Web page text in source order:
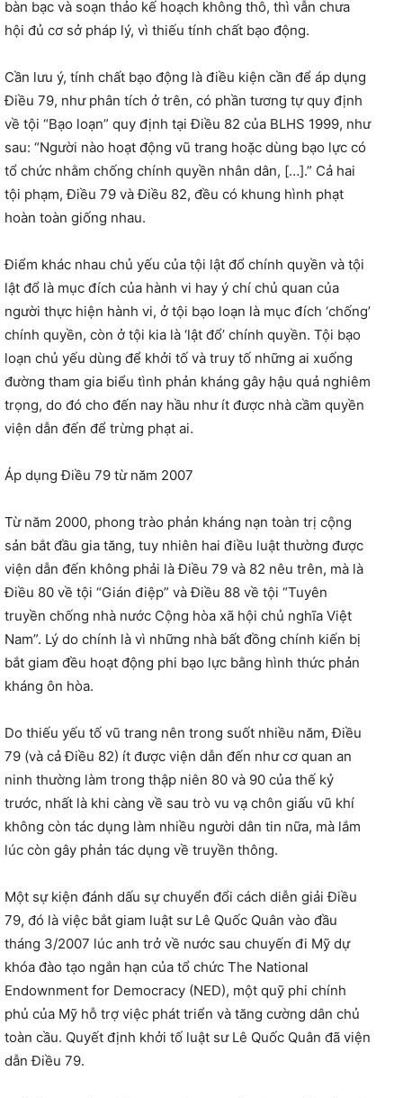
bàn bạc và soạn thảo kế hoạch không thô, thì vẫn chưa
hội đủ cơ sở pháp lý, vì thiếu tính chất bạo động.
Cần lưu ý, tính chất bạo động là điều kiện cần để áp dụng
Điều 79, như phân tích ở trên, có phần tương tự quy định
về tội “Bạo loạn” quy định tại Điều 82 của BLHS 1999, như
sau: “Người nào hoạt động vũ trang hoặc dùng bạo lực có
tổ chức nhằm chống chính quyền nhân dân, […].” Cả hai
tội phạm, Điều 79 và Điều 82, đều có khung hình phạt
hoàn toàn giống nhau.
Điểm khác nhau chủ yếu của tội lật đổ chính quyền và tội
lật đổ là mục đích của hành vi hay ý chí chủ quan của
người thực hiện hành vi, ở tội bạo loạn là mục đích ‘chống’
chính quyền, còn ở tội kia là ‘lật đổ’ chính quyền. Tội bạo
loạn chủ yếu dùng để khởi tố và truy tố những ai xuống
đường tham gia biểu tình phản kháng gây hậu quả nghiêm
trọng, do đó cho đến nay hầu như ít được nhà cầm quyền
viện dẫn đến để trừng phạt ai.
Áp dụng Điều 79 từ năm 2007
Từ năm 2000, phong trào phản kháng nạn toàn trị cộng
sản bắt đầu gia tăng, tuy nhiên hai điều luật thường được
viện dẫn đến không phải là Điều 79 và 82 nêu trên, mà là
Điều 80 về tội “Gián điệp” và Điều 88 về tội “Tuyên
truyền chống nhà nước Cộng hòa xã hội chủ nghĩa Việt
Nam”. Lý do chính là vì những nhà bất đồng chính kiến bị
bắt giam đều hoạt động phi bạo lực bằng hình thức phản
kháng ôn hòa.
Do thiếu yếu tố vũ trang nên trong suốt nhiều năm, Điều
79 (và cả Điều 82) ít được viện dẫn đến như cơ quan an
ninh thường làm trong thập niên 80 và 90 của thế kỷ
trước, nhất là khi càng về sau trò vu vạ chôn giấu vũ khí
không còn tác dụng làm nhiều người dân tin nữa, mà lắm
lúc còn gây phản tác dụng về truyền thông.
Một sự kiện đánh dấu sự chuyển đổi cách diễn giải Điều
79, đó là việc bắt giam luật sư Lê Quốc Quân vào đầu
tháng 3/2007 lúc anh trở về nước sau chuyến đi Mỹ dự
khóa đào tạo ngắn hạn của tổ chức The National
Endownment for Democracy (NED), một quỹ phi chính
phủ của Mỹ hỗ trợ việc phát triển và tăng cường dân chủ
toàn cầu. Quyết định khởi tố luật sư Lê Quốc Quân đã viện
dẫn Điều 79.